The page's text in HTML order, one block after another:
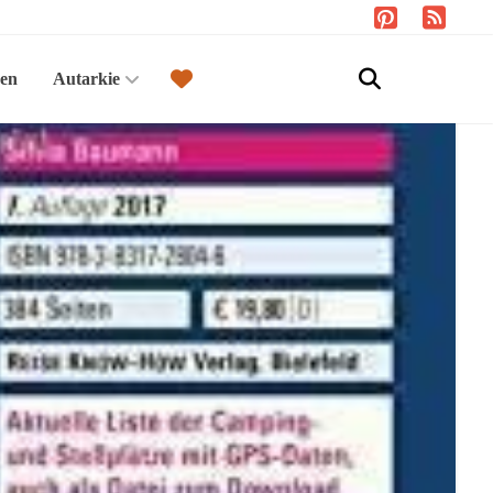
Autarkie